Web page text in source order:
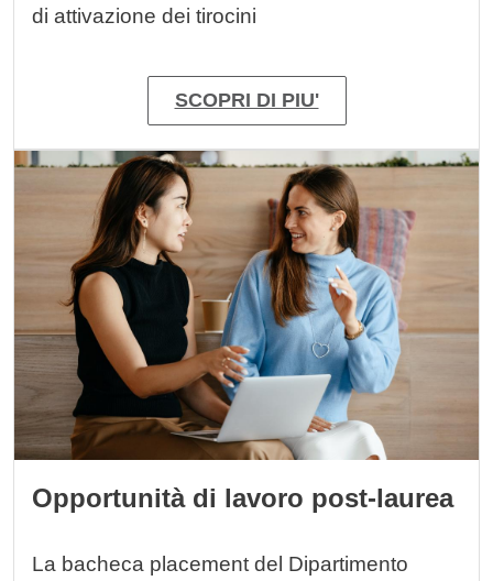
di attivazione dei tirocini
SCOPRI DI PIU'
Immagine
Opportunità di lavoro post-laurea
La bacheca placement del Dipartimento